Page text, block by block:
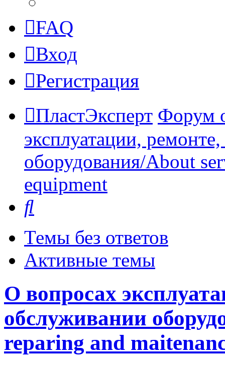
FAQ
Вход
Регистрация
ПластЭксперт Форум
эксплуатации,
оборудования/About
equipment
Темы без ответов
Активные темы
О вопросах
обслуживании
reparing and